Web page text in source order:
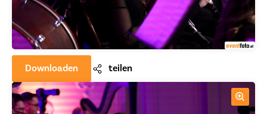
Downloaden teilen